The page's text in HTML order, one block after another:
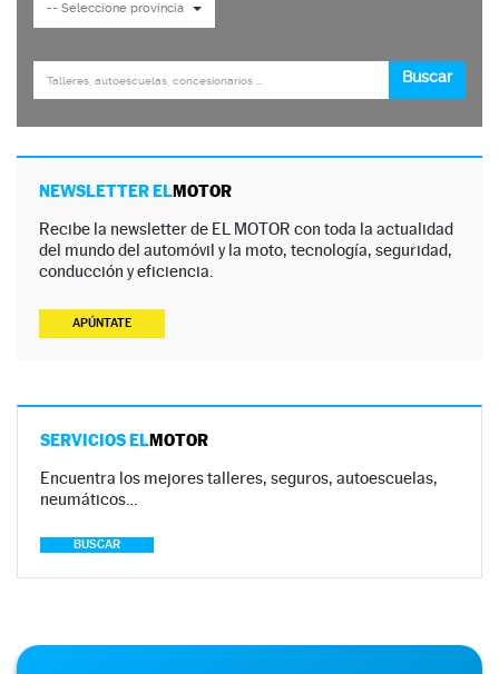
NEWSLETTER ELMOTOR
Recibe la newsletter de EL MOTOR con toda la actualidad
del mundo del automóvil y la moto, tecnología, seguridad,
conducción y eficiencia.
APÚNTATE
SERVICIOS ELMOTOR
Encuentra los mejores talleres, seguros, autoescuelas,
neumáticos…
BUSCAR